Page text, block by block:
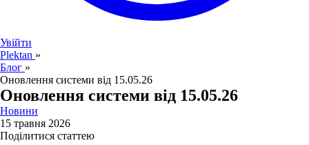
Увійти
Plektan »
Блог »
Оновлення системи від 15.05.26
Оновлення системи від 15.05.26
Новини
15 травня 2026
Поділитися статтею